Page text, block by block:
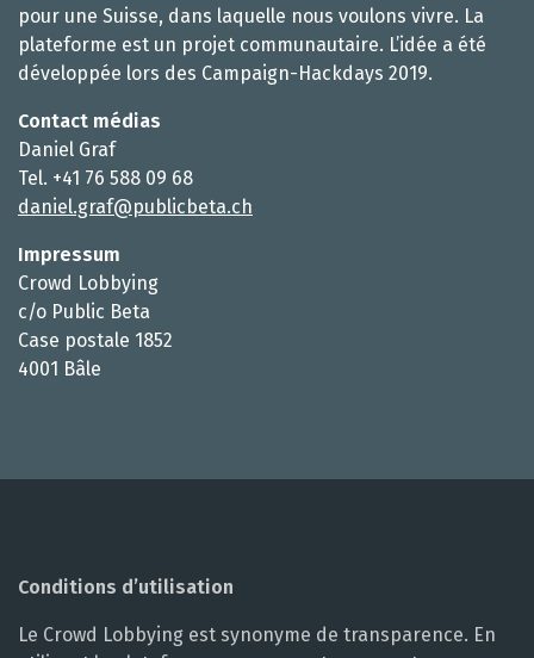
pour une Suisse, dans laquelle nous voulons vivre. La
plateforme est un projet communautaire. L’idée a été
développée lors des Campaign-Hackdays 2019.
Contact médias
Daniel Graf
Tel. +41 76 588 09 68
daniel.graf@publicbeta.ch
Impressum
Crowd Lobbying
c/o Public Beta
Case postale 1852
4001 Bâle
Conditions d’utilisation
Le Crowd Lobbying est synonyme de transparence. En